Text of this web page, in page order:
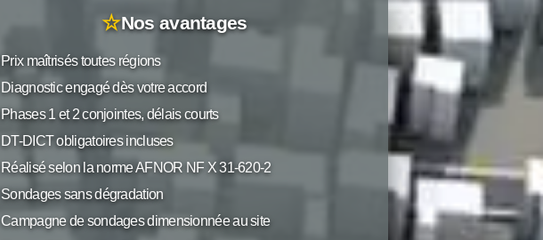
☆Nos avantages
Prix maîtrisés toutes régions
Diagnostic engagé dès votre accord
Phases 1 et 2 conjointes, délais courts
DT-DICT obligatoires incluses
Réalisé selon la norme AFNOR NF X 31-620-2
Sondages sans dégradation
Campagne de sondages dimensionnée au site